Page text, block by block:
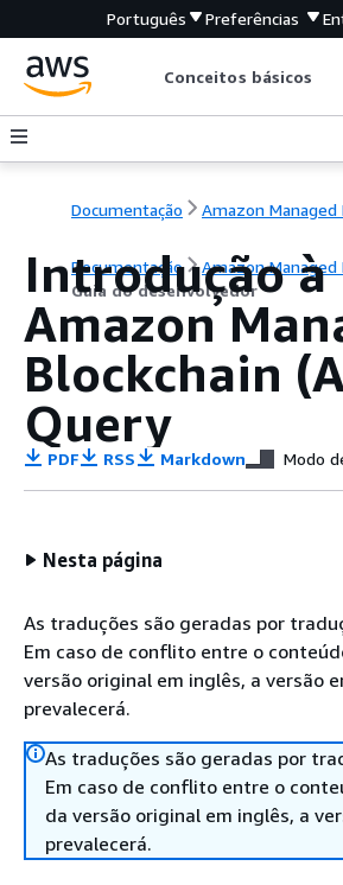
Português Preferências
Conceitos básicos
Documentação Amazon Managed
Documentação
Amazon Managed
Guia do desenvolvedor
Introdução à
Amazon
Blockchain
Query
PDF RSS Markdown Modo
Nesta página
As traduções são geradas por
Em caso de conflito entre o
versão original em inglês, a versão
prevalecerá.
As traduções são geradas por
Em caso de conflito entre o
da versão original em inglês, a
prevalecerá.